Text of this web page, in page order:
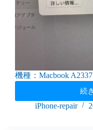
機種：Macbook
続
iPhone-repair